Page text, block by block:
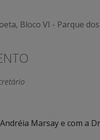
Bloco VI - Parque
Marsay e com a